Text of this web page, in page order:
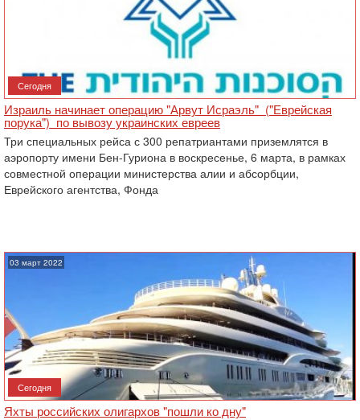
Сегодня
Израиль начинает операцию "Арвут Исраэль" ("Еврейская
порука") по вывозу украинских евреев
Три специальных рейса с 300 репатриантами приземлятся в
аэропорту имени Бен-Гуриона в воскресенье, 6 марта, в рамках
совместной операции министерства алии и абсорбции,
Еврейского агентства, Фонда
03 март 2022
Сегодня
Яхты российских олигархов "пошли ко дну"